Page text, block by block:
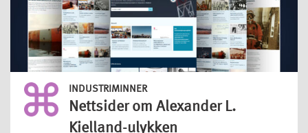
INDUSTRIMINNER
Nettsider om Alexander L.
Kielland-ulykken